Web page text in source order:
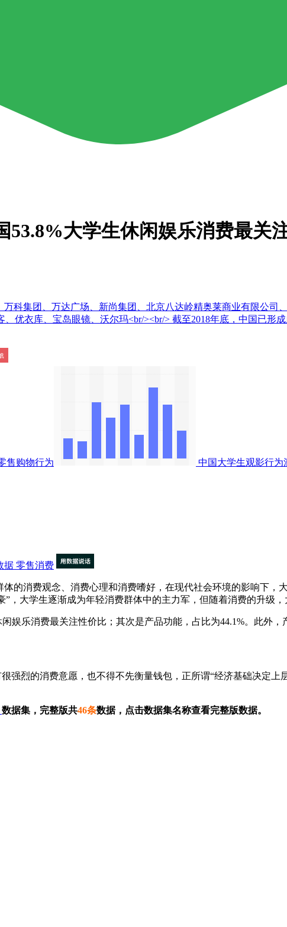
53.8%大学生休闲娱乐消费最关
科集团、万达广场、新尚集团、北京八达岭精奥莱商业有限公司
优衣库、宝岛眼镜、沃尔玛<br/><br/> 截至2018年底，中国已形
售购物行为 中国大学生观影行为
据 零售消费
消费观念、消费心理和消费嗜好，在现代社会环境的影响下，
，大学生逐渐成为年轻消费群体中的主力军，但随着消费的升级，
娱乐消费最关注性价比；其次是产品功能，占比为44.1%。此外
烈的消费意愿，也不得不先衡量钱包，正所谓“经济基础决定上
数据集，完整版共46条数据，点击数据集名称查看完整版数据。